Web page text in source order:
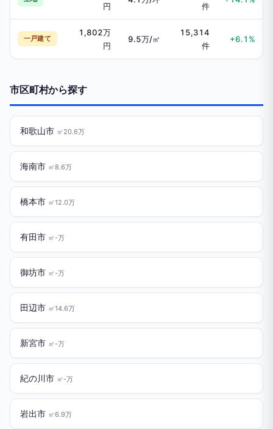
円 件
一戸建て
1,802万
円
9.5万/㎡
15,314
件
+6.1%
市区町村から探す
和歌山市 ㎡20.6万
海南市 ㎡8.6万
橋本市 ㎡12.0万
有田市 ㎡-万
御坊市 ㎡-万
田辺市 ㎡14.6万
新宮市 ㎡-万
紀の川市 ㎡-万
岩出市 ㎡6.9万